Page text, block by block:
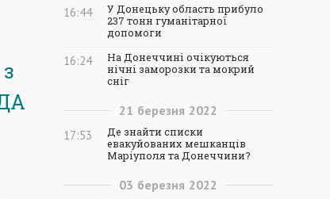
16:44
У Донецьку область прибуло
237 тонн гуманітарної
допомоги
16:24
На Донеччині очікуються
нічні заморозки та мокрий
сніг
21 березня 2022
17:53
Де знайти списки
евакуйованих мешканців
Маріуполя та Донеччини?
03 березня 2022